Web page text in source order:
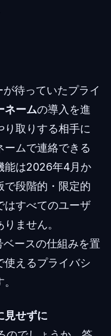
待っていたプライ
ネームの導入を進
取りする相手に
ームで連絡できる
能は2026年4月か
で段階的・限定的
はすべてのユーザ
ません。
ースの仕組みを置
使えるプライバシ
見せずに